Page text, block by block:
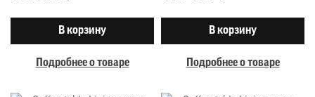
В корзину
Подробнее о товаре
В корзину
Подробнее о товаре